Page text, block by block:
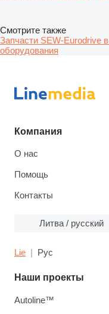
Смотрите также
Запчасти SEW-Eurodrive
оборудования
Компания
О нас
Помощь
Контакты
Литва / русский
Lie Рус
Наши проекты
Autoline™